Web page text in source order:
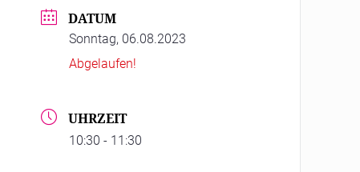
DATUM
Sonntag, 06.08.2023
Abgelaufen!
UHRZEIT
10:30 - 11:30